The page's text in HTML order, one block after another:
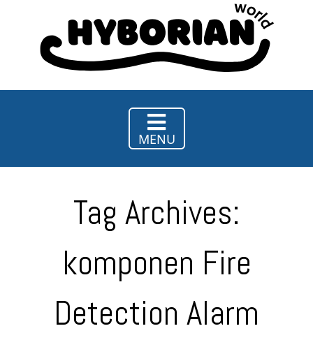
MENU
Tag Archives:
komponen Fire
Detection Alarm